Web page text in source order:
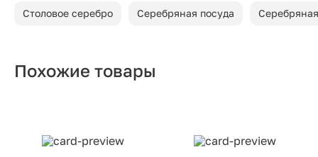
Столовое серебро Серебряная посуда
Похожие товары